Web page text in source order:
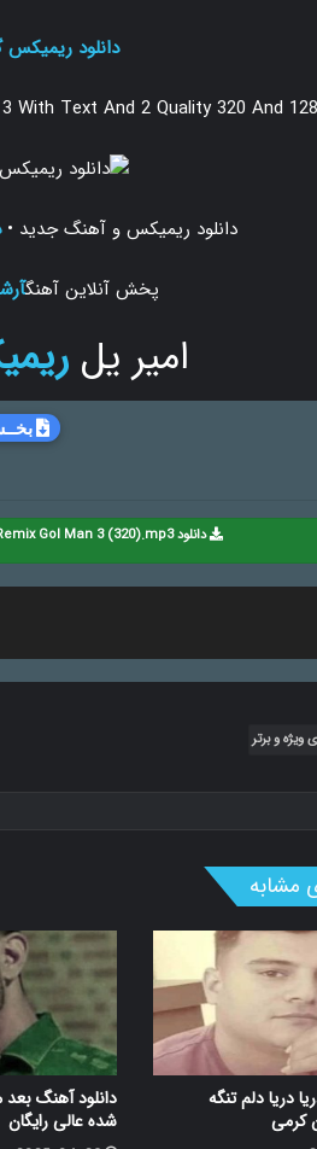
دانلود ریمیکس گل من
With Text And 2 Quality 320 And
دانلود ریمیکس و آهنگ جدید •
پخش آنلاین آهنگ
امیر یل
دانلود Amir Yal - Remix Gol Man 3 (320).mp3
و برتر
مشابه
دریا دلم تنگه
کرمی
دانلود آهنگ
شده عالی رایگان